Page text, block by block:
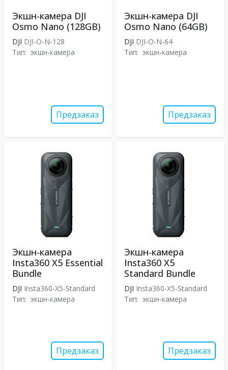
Экшн-камера DJI
Osmo Nano (128GB)
DJI DJI-O-N-128
Тип: экшн-камера
Предзаказ
Экшн-камера DJI
Osmo Nano (64GB)
DJI DJI-O-N-64
Тип: экшн-камера
Предзаказ
Экшн-камера
Insta360 X5 Essential
Bundle
DJI Insta360-X5-Standard
Тип: экшн-камера
Предзаказ
Экшн-камера
Insta360 X5
Standard Bundle
DJI Insta360-X5-Standard
Тип: экшн-камера
Предзаказ